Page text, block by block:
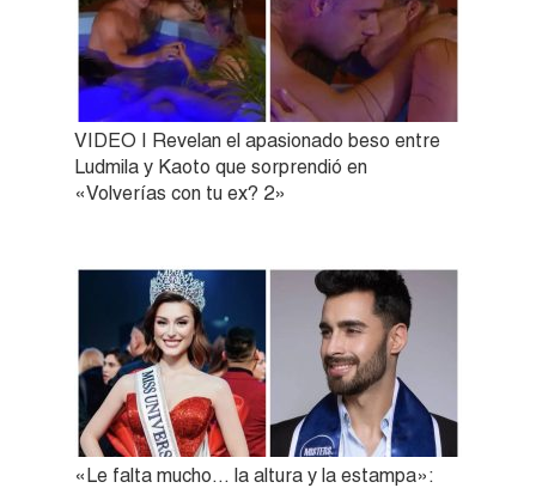
VIDEO | Revelan el apasionado beso entre
Ludmila y Kaoto que sorprendió en
«Volverías con tu ex? 2»
«Le falta mucho… la altura y la estampa»: